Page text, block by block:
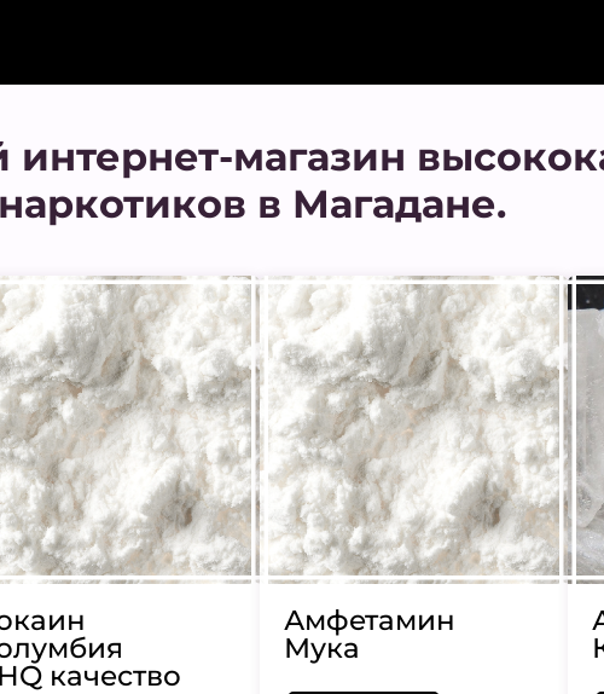
магазин
в Магадане.
качество
Амфетамин
Мука